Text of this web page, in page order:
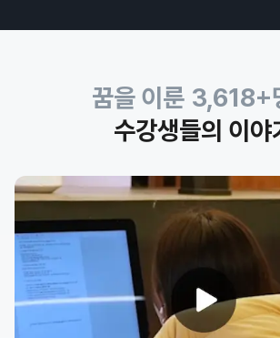
꿈을 이룬 3,618+
수강생들의 이야